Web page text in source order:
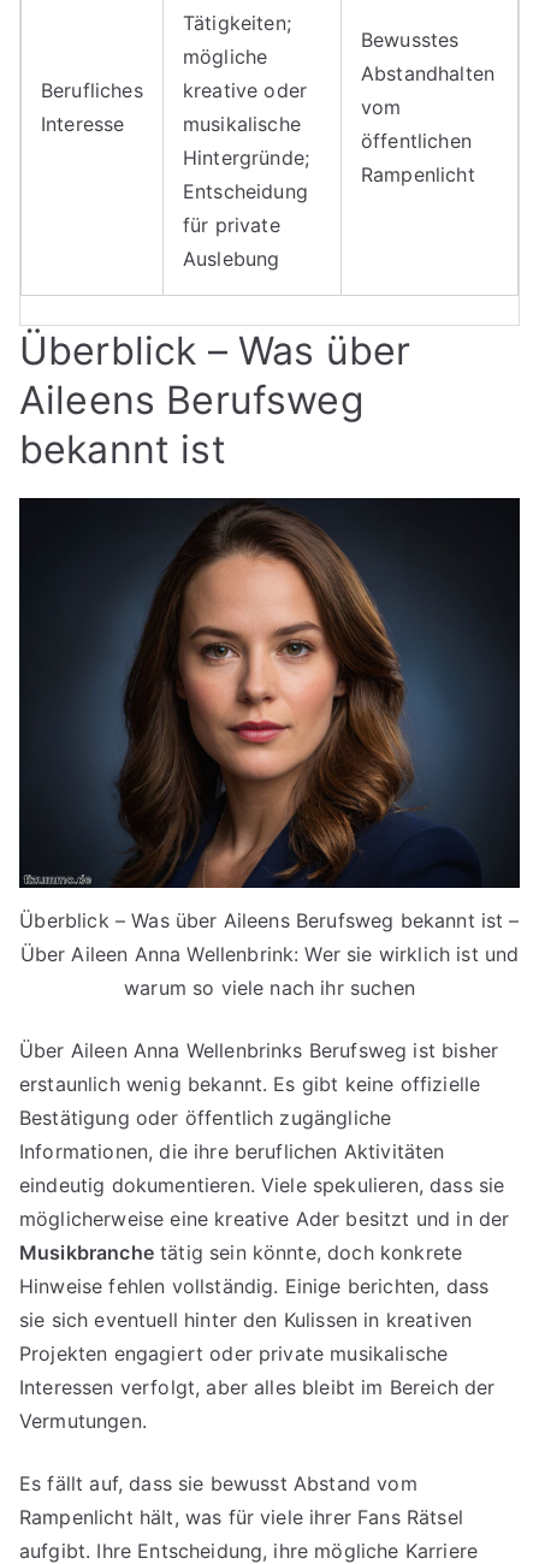
Berufliches
Interesse
Tätigkeiten;
mögliche
kreative oder
musikalische
Hintergründe;
Entscheidung
für private
Auslebung
Bewusstes
Abstandhalten
vom
öffentlichen
Rampenlicht
Überblick – Was über
Aileens Berufsweg
bekannt ist
Überblick – Was über Aileens Berufsweg bekannt ist –
Über Aileen Anna Wellenbrink: Wer sie wirklich ist und
warum so viele nach ihr suchen
Über Aileen Anna Wellenbrinks Berufsweg ist bisher
erstaunlich wenig bekannt. Es gibt keine offizielle
Bestätigung oder öffentlich zugängliche
Informationen, die ihre beruflichen Aktivitäten
eindeutig dokumentieren. Viele spekulieren, dass sie
möglicherweise eine kreative Ader besitzt und in der
Musikbranchetätig sein könnte, doch konkrete
Hinweise fehlen vollständig. Einige berichten, dass
sie sich eventuell hinter den Kulissen in kreativen
Projekten engagiert oder private musikalische
Interessen verfolgt, aber alles bleibt im Bereich der
Vermutungen.
Es fällt auf, dass sie bewusst Abstand vom
Rampenlicht hält, was für viele ihrer Fans Rätsel
aufgibt. Ihre Entscheidung, ihre mögliche Karriere